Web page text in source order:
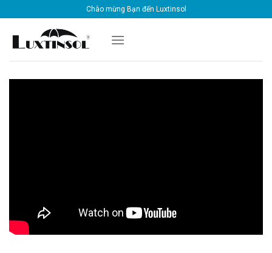
to
content
Chào mừng Bạn đến Luxtinsol